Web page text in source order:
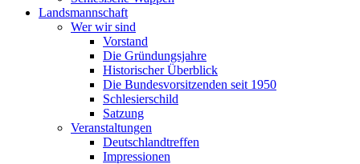
Landsmannschaft
Wer wir sind
Vorstand
Die Gründungsjahre
Historischer Überblick
Die Bundesvorsitzenden seit 1950
Schlesierschild
Satzung
Veranstaltungen
Deutschlandtreffen
Impressionen